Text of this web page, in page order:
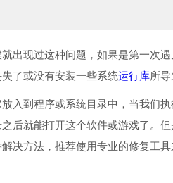
出现过这种问题，如果是第一次
了或没有安装一些系统运行库所导
入到程序或系统目录中，当我们
后就能打开这个软件或游戏了。
决方法，推荐使用专业的修复工具